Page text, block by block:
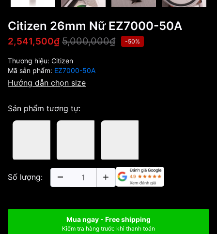
Citizen 26mm Nữ EZ7000-50A
2,541,500₫ 5,000,000₫ -50%
Thương hiệu: Citizen
Mã sản phẩm: EZ7000-50A
Hướng dẫn chọn size
Sản phẩm tương tự:
Số lượng:
Mua ngay - Free shipping
Kiểm tra hàng trước khi thanh toán